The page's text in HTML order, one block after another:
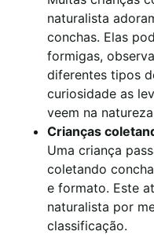
naturalista
conchas. Elas
formigas,
diferentes tipos
curiosidade as
veem na
Crianças
Uma criança
coletando
e formato. Este
naturalista por
classificação.